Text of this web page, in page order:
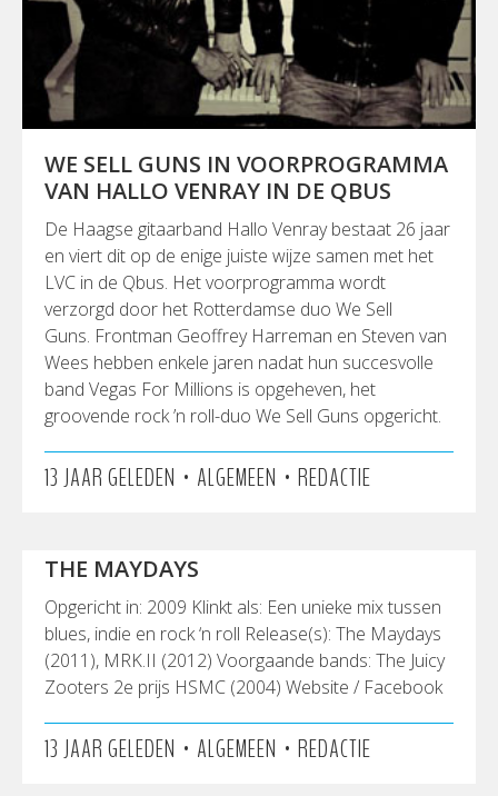
WE SELL GUNS IN VOORPROGRAMMA
VAN HALLO VENRAY IN DE QBUS
De Haagse gitaarband Hallo Venray bestaat 26 jaar
en viert dit op de enige juiste wijze samen met het
LVC in de Qbus. Het voorprogramma wordt
verzorgd door het Rotterdamse duo We Sell
Guns. Frontman Geoffrey Harreman en Steven van
Wees hebben enkele jaren nadat hun succesvolle
band Vegas For Millions is opgeheven, het
groovende rock ’n roll-duo We Sell Guns opgericht.
13 JAAR GELEDEN • ALGEMEEN • REDACTIE
THE MAYDAYS
Opgericht in: 2009 Klinkt als: Een unieke mix tussen
blues, indie en rock ‘n roll Release(s): The Maydays
(2011), MRK.II (2012) Voorgaande bands: The Juicy
Zooters 2e prijs HSMC (2004) Website / Facebook
13 JAAR GELEDEN • ALGEMEEN • REDACTIE